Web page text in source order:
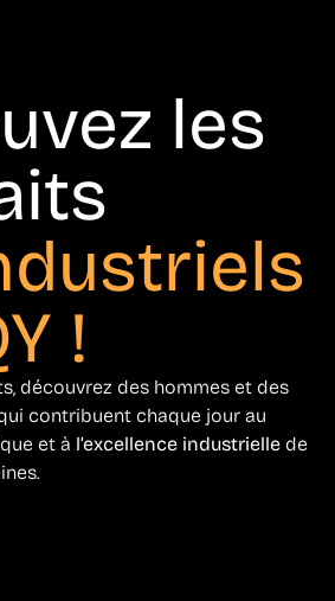
les
!
découvrez des hommes et des
contribuent chaque jour au
et à l’excellence industrielle de